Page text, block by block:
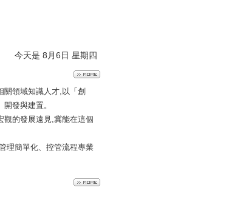
今天是 8月6日 星期四
關領域知識人才,以「創
發與建置。
觀的發展遠見,冀能在這個
理簡單化、控管流程專業